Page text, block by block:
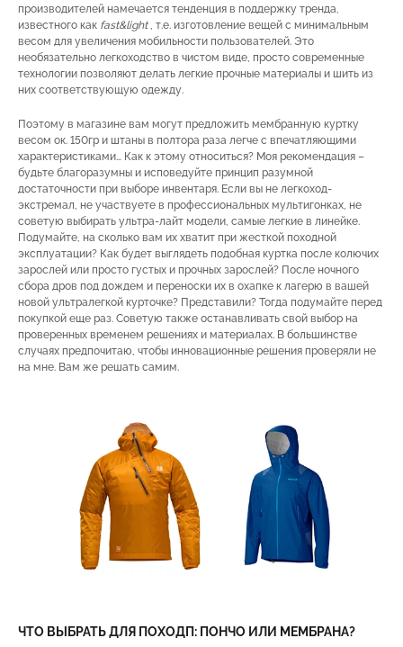
производителей намечается тенденция в поддержку тренда,
известного как fast&light, т.е. изготовление вещей с минимальным
весом для увеличения мобильности пользователей. Это
необязательно легкоходство в чистом виде, просто современные
технологии позволяют делать легкие прочные материалы и шить из
них соответствующую одежду.
Поэтому в магазине вам могут предложить мембранную куртку
весом ок. 150гр и штаны в полтора раза легче с впечатляющими
характеристиками… Как к этому относиться? Моя рекомендация –
будьте благоразумны и исповедуйте принцип разумной
достаточности при выборе инвентаря. Если вы не легкоход-
экстремал, не участвуете в профессиональных мультигонках, не
советую выбирать ультра-лайт модели, самые легкие в линейке.
Подумайте, на сколько вам их хватит при жесткой походной
эксплуатации? Как будет выглядеть подобная куртка после колючих
зарослей или просто густых и прочных зарослей? После ночного
сбора дров под дождем и переноски их в охапке к лагерю в вашей
новой ультралегкой курточке? Представили? Тогда подумайте перед
покупкой еще раз. Советую также останавливать свой выбор на
проверенных временем решениях и материалах. В большинстве
случаях предпочитаю, чтобы инновационные решения проверяли не
на мне. Вам же решать самим.
ЧТО ВЫБРАТЬ ДЛЯ ПОХОДП: ПОНЧО ИЛИ МЕМБРАНА?